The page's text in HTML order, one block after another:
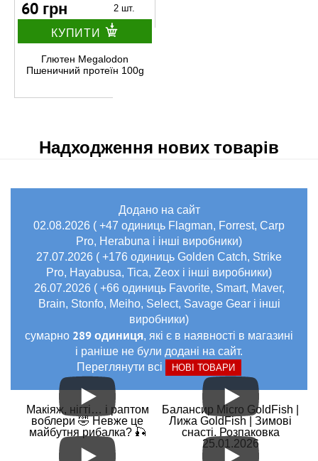
60 грн 2 шт.
КУПИТИ
Глютен Megalodon
Пшеничний протеїн 100g
Надходження нових товарів
Додано на сайт
02.08.2026 ( +47 одиниць Flagman, Forrest, Carp
Pro, Herabuna і інші виробники)
27.07.2026 ( +176 одиниць Golden Catch, Strike
Pro, Hayabusa, Tica, Zeox і інші виробники)
26.07.2026 ( +66 одиниць Favorite, Smart, Maver,
Brain, Stonfo, Meiho, Select, Savage Gear і інші
виробники)
сумарно 289 одиниця, які є в наявності в магазині
і раніше не були додані на сайт.
Переглянути всі
НОВІ ТОВАРИ
Макіяж, нігті… і раптом
воблери 🤣 Невже це
майбутня рибалка? 🎣
Балансир Micro GoldFish |
Лижа GoldFish | Зимові
снасті. Розпаковка
25.01.2026